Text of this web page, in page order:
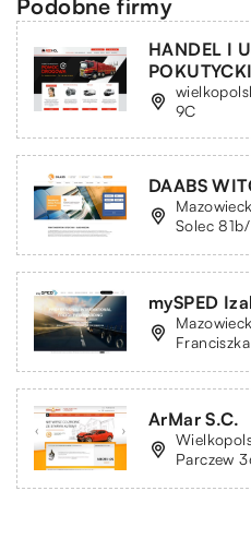
Podobne firmy
HANDEL I
POKUTYCKI
9C
DAABS
Solec
mySPED
ArMar S.C.
Parczew